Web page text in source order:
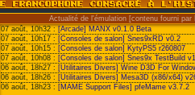
Actualité de l'émulation [contenu fourni par
07 août, 10h32 :[Arcade] MANX v0.1.0 Beta
07 août, 10h17 : [Consoles de salon] Snes9xRD v0.2
07 août, 10h15 : [Consoles de salon] KytyPS5 r260807
07 août, 10h08 : [Consoles de salon] Snes9x TestBuild
06 août, 18h27 : [Utilitaires Divers] Wine D3D For
06 août, 18h26 : [Utilitaires Divers] Mesa3D (x86/x64)
06 août, 18h23 : [MAME Support Files] pfeMame v3.7.2